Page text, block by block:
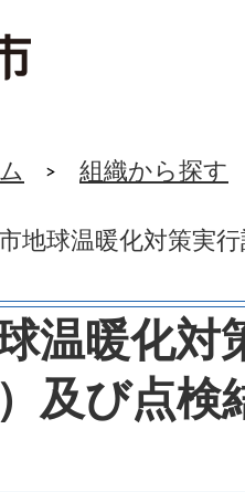
組織から探す
地球温暖化対策実
温暖化対
及び点検